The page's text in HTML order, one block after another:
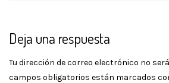
Deja una respuesta
Tu dirección de correo electrónico no
campos obligatorios están marcados